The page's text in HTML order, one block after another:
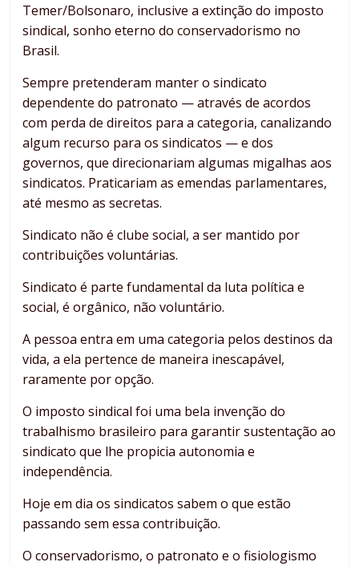
Temer/Bolsonaro, inclusive a extinção do imposto
sindical, sonho eterno do conservadorismo no
Brasil.
Sempre pretenderam manter o sindicato
dependente do patronato — através de acordos
com perda de direitos para a categoria, canalizando
algum recurso para os sindicatos — e dos
governos, que direcionariam algumas migalhas aos
sindicatos. Praticariam as emendas parlamentares,
até mesmo as secretas.
Sindicato não é clube social, a ser mantido por
contribuições voluntárias.
Sindicato é parte fundamental da luta política e
social, é orgânico, não voluntário.
A pessoa entra em uma categoria pelos destinos da
vida, a ela pertence de maneira inescapável,
raramente por opção.
O imposto sindical foi uma bela invenção do
trabalhismo brasileiro para garantir sustentação ao
sindicato que lhe propicia autonomia e
independência.
Hoje em dia os sindicatos sabem o que estão
passando sem essa contribuição.
O conservadorismo, o patronato e o fisiologismo